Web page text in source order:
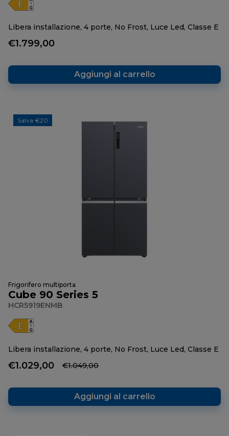
Libera installazione, 4 porte, No Frost, Luce Led, Classe E
€1.799,00
Aggiungi al carrello
Salva €20
Frigorifero multiporta
Cube 90 Series 5
HCR5919ENMB
Libera installazione, 4 porte, No Frost, Luce Led, Classe E
€1.029,00 €1.049,00
Aggiungi al carrello